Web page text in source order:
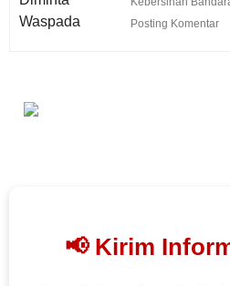
Posting Komentar
📢 Kirim